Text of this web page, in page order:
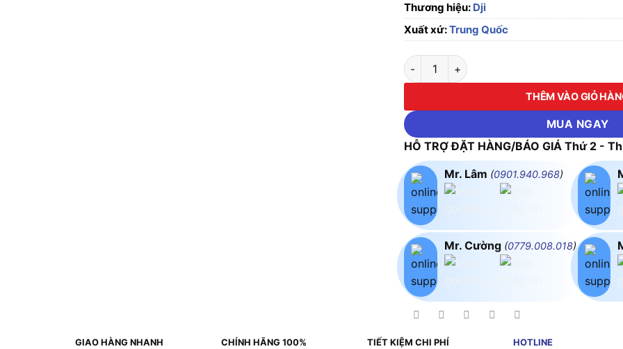
Thương hiệu: Dji
Xuất xứ:Trung Quốc
Bộ Nguồn Adapter DJI P4 Part 104 160W
THÊM VÀO GIỎ
MUA NGAY
HỖ TRỢ ĐẶT HÀNG/BÁO GIÁ Thứ 2 -
Mr. Lâm (0901.940.968)
Mr. Cường (0779.008.018)
GIAO HÀNG NHANH
CHÍNH HÃNG 100%
TIẾT KIỆM CHI PHÍ
HOTLINE